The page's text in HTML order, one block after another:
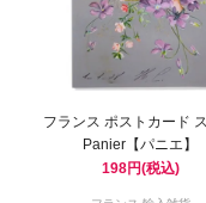
フランス ポストカード
Panier【パニエ】
198円(税込)